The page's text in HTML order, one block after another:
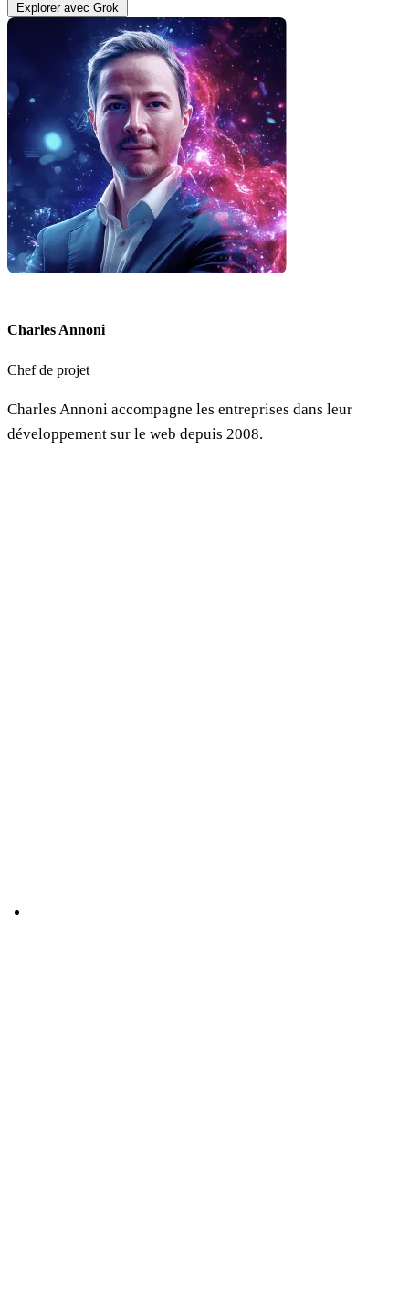
Explorer avec Grok
Charles Annoni
Chef de projet
Charles Annoni accompagne les entreprises dans leur
développement sur le web depuis 2008.